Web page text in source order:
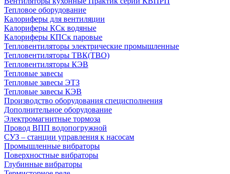
Тепловое оборудование
Калориферы для вентиляции
Калориферы КСк водяные
Калориферы КПСк паровые
Тепловентиляторы электрические промышленные
Тепловентиляторы ТВК(ТВО)
Тепловентиляторы КЭВ
Тепловые завесы
Тепловые завесы ЭТЗ
Тепловые завесы КЭВ
Производство оборудования специсполнения
Дополнительное оборудование
Электромагнитные тормоза
Провод ВПП водопогружной
СУЗ – станции управления к насосам
Промышленные вибраторы
Поверхностные вибраторы
Глубинные вибраторы